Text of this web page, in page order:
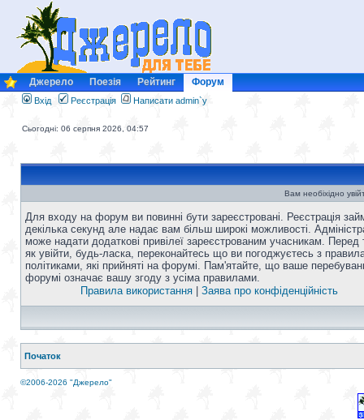
Джерело Поезія Рейтинг Форум
Вхід Реєстрація Написати admin`у
Сьогодні: 06 серпня 2026, 04:57
Вам необіхідно
Для входу на форум ви повинні бути зареєстровані. Реєстрація
декілька секунд але надає вам більш широкі можливості.
може надати додаткові привілеї зареєстрованим учасникам. Перед
як увійти, будь-ласка, переконайтесь що ви погоджуєтесь з
політиками, які прийняті на форумі. Пам'ятайте, що ваше
форумі означає вашу згоду з усіма правилами.
Правила використання
Заява про конфіденційність
Початок
©2006-2026 "Джерело"